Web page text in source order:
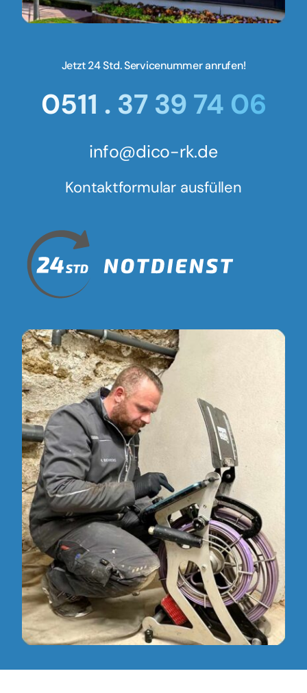
Jetzt 24 Std. Servicenummer anrufen!
0511 . 37 39 74 06
info@dico-rk.de
Kontaktformular ausfüllen